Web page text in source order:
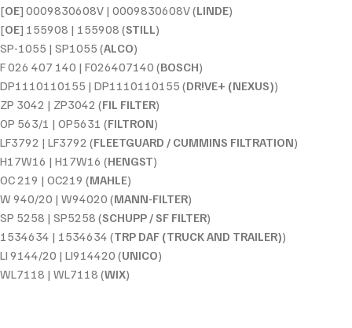
[OE] 0009830608V | 0009830608V (LINDE)
[OE] 155908 | 155908 (STILL)
SP-1055 | SP1055 (ALCO)
F 026 407 140 | F026407140 (BOSCH)
DP1110110155 | DP1110110155 (DR!VE+ (NEXUS))
ZP 3042 | ZP3042 (FIL FILTER)
OP 563/1 | OP5631 (FILTRON)
LF3792 | LF3792 (FLEETGUARD / CUMMINS FILTRATION)
H17W16 | H17W16 (HENGST)
OC 219 | OC219 (MAHLE)
W 940/20 | W94020 (MANN-FILTER)
SP 5258 | SP5258 (SCHUPP / SF FILTER)
1534634 | 1534634 (TRP DAF (TRUCK AND TRAILER))
LI 9144/20 | LI914420 (UNICO)
WL7118 | WL7118 (WIX)